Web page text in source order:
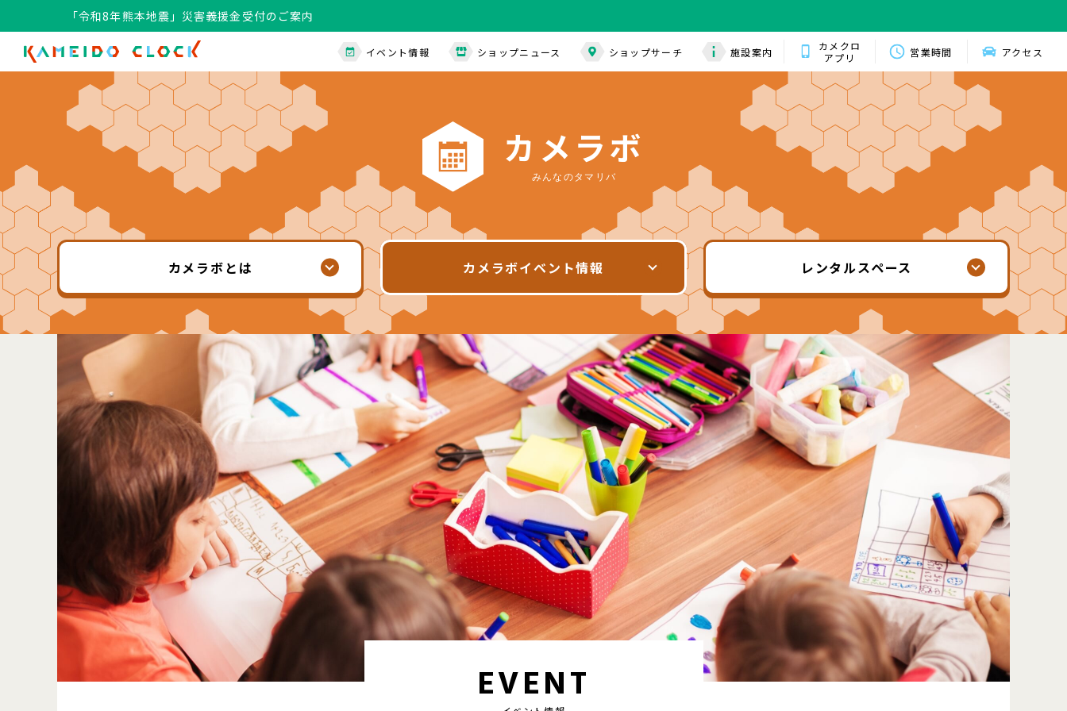
「令和8年熊本地震」災害義援金受付のご案内
「令和8年熊本地震」災害義援金受付のご案内
イベント情報 ショップニュース ショップサーチ 施設案内
カメクロ
アプリ
営業時間 アクセス
カ メ ラボ
みんなのタマリバ
カメラボとは カメラボイベント情報 レンタルスペース
EVENT